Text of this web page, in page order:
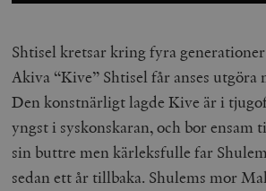
Shtisel kretsar kring fyra
Akiva “Kive” Shtisel får anses utgöra
Den konstnärligt lagde Kive är i
yngst i syskonskaran, och bor ensam
sin buttre men kärleksfulle far
sedan ett år tillbaka. Shulems mor